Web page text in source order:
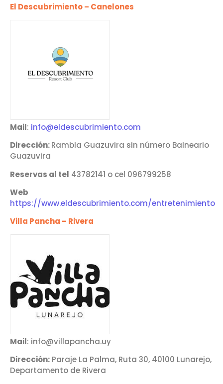
El Descubrimiento – Canelones
Mail: info@eldescubrimiento.com
Dirección:Rambla Guazuvira sin número Balneario
Guazuvira
Reservas al tel 43782141 o cel 096799258
Web
https://www.eldescubrimiento.com/entretenimiento
Villa Pancha – Rivera
Mail: info@villapancha.uy
Dirección: Paraje La Palma, Ruta 30, 40100 Lunarejo,
Departamento de Rivera